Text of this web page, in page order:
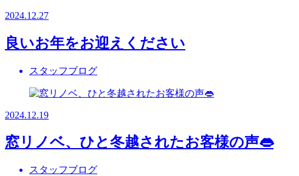
2024.12.27
良いお年をお迎えください
スタッフブログ
2024.12.19
窓リノベ、ひと冬越されたお客様の声👄
スタッフブログ